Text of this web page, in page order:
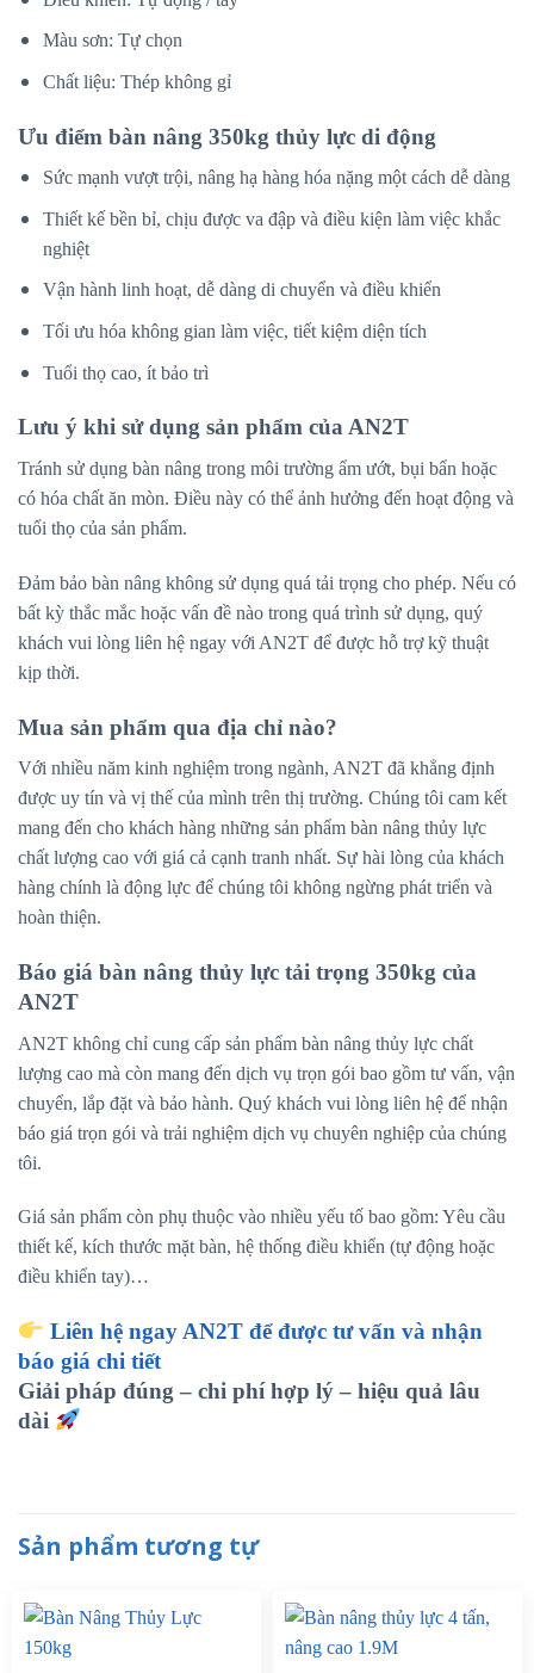
Màu sơn: Tự chọn
Chất liệu: Thép không gỉ
Ưu điểm bàn nâng 350kg thủy lực di động
Sức mạnh vượt trội, nâng hạ hàng hóa nặng một cách dễ dàng
Thiết kế bền bỉ, chịu được va đập và điều kiện làm việc khắc
nghiệt
Vận hành linh hoạt, dễ dàng di chuyển và điều khiển
Tối ưu hóa không gian làm việc, tiết kiệm diện tích
Tuổi thọ cao, ít bảo trì
Lưu ý khi sử dụng sản phẩm của AN2T
Tránh sử dụng bàn nâng trong môi trường ẩm ướt, bụi bẩn hoặc
có hóa chất ăn mòn. Điều này có thể ảnh hưởng đến hoạt động và
tuổi thọ của sản phẩm.
Đảm bảo bàn nâng không sử dụng quá tải trọng cho phép. Nếu có
bất kỳ thắc mắc hoặc vấn đề nào trong quá trình sử dụng, quý
khách vui lòng liên hệ ngay với AN2T để được hỗ trợ kỹ thuật
kịp thời.
Mua sản phẩm qua địa chỉ nào?
Với nhiều năm kinh nghiệm trong ngành, AN2T đã khẳng định
được uy tín và vị thế của mình trên thị trường. Chúng tôi cam kết
mang đến cho khách hàng những sản phẩm bàn nâng thủy lực
chất lượng cao với giá cả cạnh tranh nhất. Sự hài lòng của khách
hàng chính là động lực để chúng tôi không ngừng phát triển và
hoàn thiện.
Báo giá bàn nâng thủy lực tải trọng 350kg của
AN2T
AN2T không chỉ cung cấp sản phẩm bàn nâng thủy lực chất
lượng cao mà còn mang đến dịch vụ trọn gói bao gồm tư vấn, vận
chuyển, lắp đặt và bảo hành. Quý khách vui lòng liên hệ để nhận
báo giá trọn gói và trải nghiệm dịch vụ chuyên nghiệp của chúng
tôi.
Giá sản phẩm còn phụ thuộc vào nhiều yếu tố bao gồm: Yêu cầu
thiết kế, kích thước mặt bàn, hệ thống điều khiển (tự động hoặc
điều khiển tay)…
Liên hệ ngay AN2T để được tư vấn và nhận
báo giá chi tiết
Giải pháp đúng – chi phí hợp lý – hiệu quả lâu
dài
Sản phẩm tương tự